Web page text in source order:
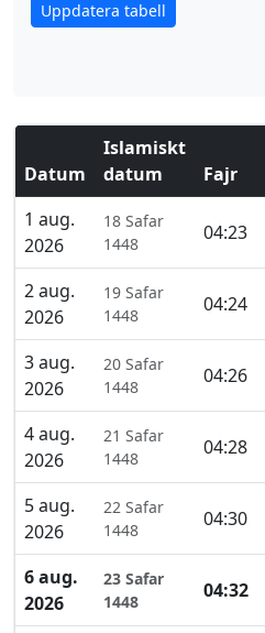
Uppdatera tabell
Datum
Islamiskt
datum
Fajr
1 aug.
2026
18 Safar
1448
04:23
2 aug.
2026
19 Safar
1448
04:24
3 aug.
2026
20 Safar
1448
04:26
4 aug.
2026
21 Safar
1448
04:28
5 aug.
2026
22 Safar
1448
04:30
6 aug.
2026
23 Safar
1448
04:32